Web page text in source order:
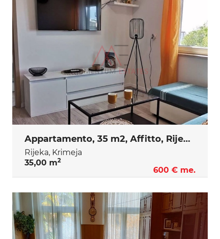
Appartamento, 35 m2, Affitto, Rijeka - Krimeja
Rijeka, Krimeja
35,00 m2
600 € me.